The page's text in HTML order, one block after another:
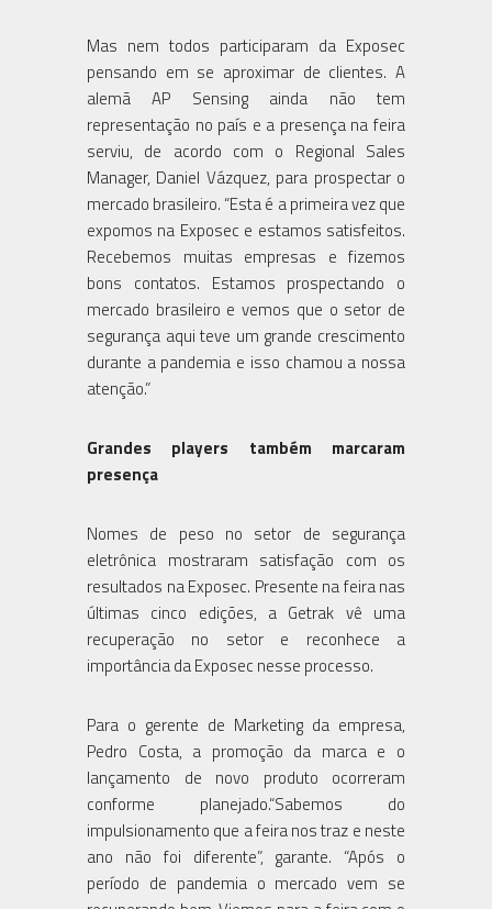
Mas nem todos participaram da Exposec
pensando em se aproximar de clientes. A
alemã AP Sensing ainda não tem
representação no país e a presença na feira
serviu, de acordo com o Regional Sales
Manager, Daniel Vázquez, para prospectar o
mercado brasileiro. “Esta é a primeira vez que
expomos na Exposec e estamos satisfeitos.
Recebemos muitas empresas e fizemos
bons contatos. Estamos prospectando o
mercado brasileiro e vemos que o setor de
segurança aqui teve um grande crescimento
durante a pandemia e isso chamou a nossa
atenção.”
Grandes players também marcaram
presença
Nomes de peso no setor de segurança
eletrônica mostraram satisfação com os
resultados na Exposec. Presente na feira nas
últimas cinco edições, a Getrak vê uma
recuperação no setor e reconhece a
importância da Exposec nesse processo.
Para o gerente de Marketing da empresa,
Pedro Costa, a promoção da marca e o
lançamento de novo produto ocorreram
conforme planejado.“Sabemos do
impulsionamento que a feira nos traz e neste
ano não foi diferente”, garante. “Após o
período de pandemia o mercado vem se